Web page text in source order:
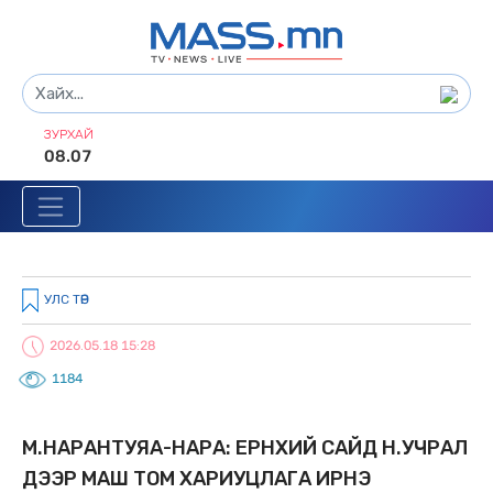
ЗУРХАЙ
08.07
УЛС ТӨР
2026.05.18 15:28
1184
М.НАРАНТУЯА-НАРА: ЕРӨНXИЙ САЙД Н.УЧРАЛ
ДЭЭР МАШ ТОМ XАРИУЦЛАГА ИРНЭ